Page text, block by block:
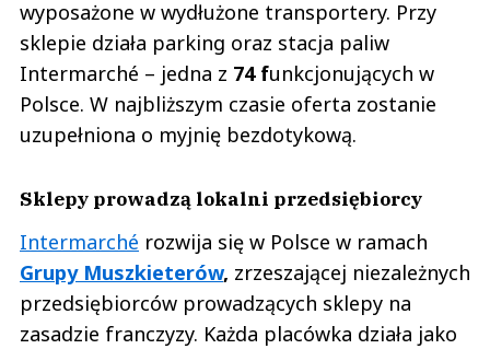
wyposażone w wydłużone transportery. Przy
sklepie działa parking oraz stacja paliw
Intermarché – jedna z 74 funkcjonujących w
Polsce. W najbliższym czasie oferta zostanie
uzupełniona o myjnię bezdotykową.
Sklepy prowadzą lokalni przedsiębiorcy
Intermarché rozwija się w Polsce w ramach
Grupy Muszkieterów, zrzeszającej niezależnych
przedsiębiorców prowadzących sklepy na
zasadzie franczyzy. Każda placówka działa jako